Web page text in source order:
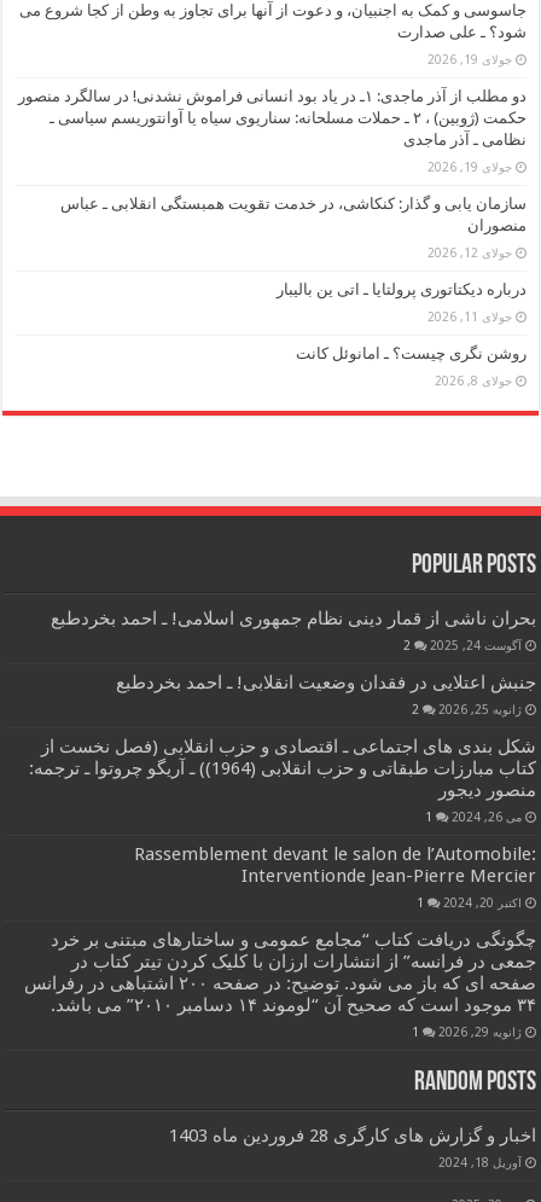
جاسوسی و کمک به اجنبیان، و دعوت از آنها برای تجاوز به وطن از کجا شروع می
شود؟ ـ علی صدارت
جولای 19, 2026
دو مطلب از آذر ماجدی: ۱ـ در یاد بود انسانی فراموش نشدنی! در سالگرد منصور
حکمت (ژوبین) ، ۲ ـ حملات مسلحانه: سناریوی سیاه یا آوانتوریسم سیاسی ـ
نظامی ـ آذر ماجدی
جولای 19, 2026
سازمان یابی و گذار: کنکاشی، در خدمت تقویت همبستگی انقلابی ـ عباس
منصوران
جولای 12, 2026
درباره دیکتاتوری پرولتایا ـ اتی ین بالیبار
جولای 11, 2026
روشن نگری چیست؟ ـ امانوئل کانت
جولای 8, 2026
Popular Posts
بحران ناشی از قمار دینی نظام جمهوری اسلامی! ـ احمد بخردطبع
آگوست 24, 2025 2
جنبش اعتلایی در فقدان وضعیت انقلابی! ـ احمد بخردطبع
ژانویه 25, 2026 2
شکل بندی های اجتماعی ـ اقتصادی و حزب انقلابی (فصل نخست از
کتاب مبارزات طبقاتی و حزب انقلابی (1964)) ـ آریگو چروتوا ـ ترجمه:
منصور دیجور
می 26, 2024 1
Rassemblement devant le salon de l’Automobile:
Interventionde Jean-Pierre Mercier
اکتبر 20, 2024 1
چگونگی دریافت کتاب “مجامع عمومی و ساختارهای مبتنی بر خرد
جمعی در فرانسه” از انتشارات ارزان با کلیک کردن تیتر کتاب در
صفحه ای که باز می شود. توضیح: در صفحه ۲۰۰ اشتباهی در رفرانس
۳۴ موجود است که صحیح آن “لوموند ۱۴ دسامبر ۲۰۱۰” می باشد.
ژانویه 29, 2026 1
Random Posts
اخبار و گزارش های کارگری 28 فروردین ماه 1403
آوریل 18, 2024